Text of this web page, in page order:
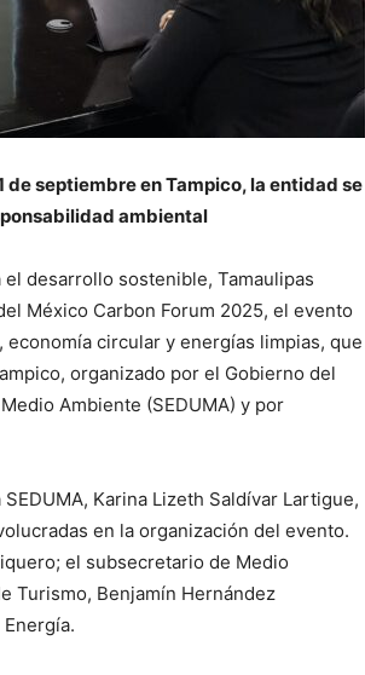
de septiembre en Tampico, la entidad se
ambiental
desarrollo sostenible, Tamaulipas
México Carbon Forum 2025, el evento
circular y energías limpias, que
organizado por el Gobierno del
Ambiente (SEDUMA) y por
Karina Lizeth Saldívar Lartigue,
en la organización del evento.
el subsecretario de Medio
Turismo, Benjamín Hernández